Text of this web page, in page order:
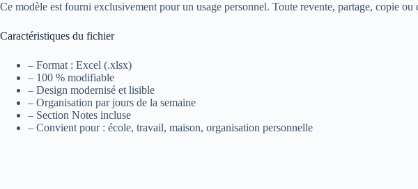
Ce modèle est fourni exclusivement pour un usage personnel. Toute revente, partage, copie
Caractéristiques du fichier
– Format : Excel (.xlsx)
– 100 % modifiable
– Design modernisé et lisible
– Organisation par jours de la semaine
– Section Notes incluse
– Convient pour : école, travail, maison, organisation personnelle